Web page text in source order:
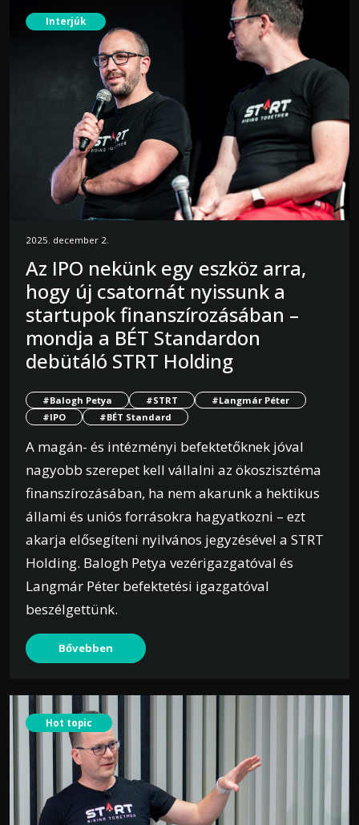
Interjúk
2025. december 2.
Az IPO nekünk egy eszköz arra,
hogy új csatornát nyissunk a
startupok finanszírozásában –
mondja a BÉT Standardon
debütáló STRT Holding
#Balogh Petya #STRT
#Langmár Péter
#IPO
#BÉT Standard
A magán- és intézményi befektetőknek jóval
nagyobb szerepet kell vállalni az ökoszisztéma
finanszírozásában, ha nem akarunk a hektikus
állami és uniós forrásokra hagyatkozni – ezt
akarja elősegíteni nyilvános jegyzésével a STRT
Holding. Balogh Petya vezérigazgatóval és
Langmár Péter befektetési igazgatóval
beszélgettünk.
Bővebben
Hot topic